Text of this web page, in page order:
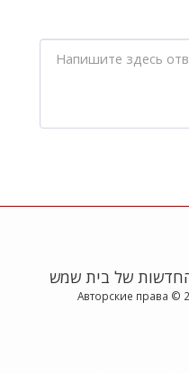
של בית שמש
Авторские права ©